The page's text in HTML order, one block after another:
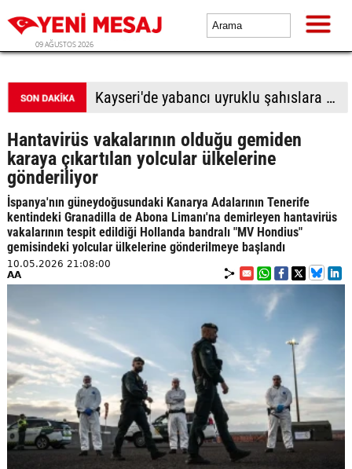
09 AĞUSTOS 2026
BTP Antalya İl Başkanlığından yoğun mesai: İl binasında ve Manavgat'ta üye buluşmaları
Hantavirüs vakalarının olduğu gemiden
karaya çıkartılan yolcular ülkelerine
gönderiliyor
İspanya'nın güneydoğusundaki Kanarya Adalarının Tenerife
kentindeki Granadilla de Abona Limanı'na demirleyen hantavirüs
vakalarının tespit edildiği Hollanda bandralı "MV Hondius"
gemisindeki yolcular ülkelerine gönderilmeye başlandı
10.05.2026 21:08:00
AA